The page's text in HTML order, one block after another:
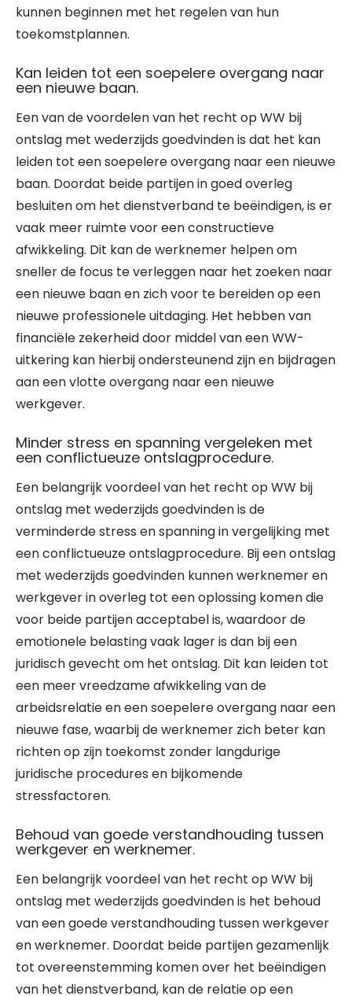
kunnen beginnen met het regelen van hun
toekomstplannen.
Kan leiden tot een soepelere overgang naar
een nieuwe baan.
Een van de voordelen van het recht op WW bij
ontslag met wederzijds goedvinden is dat het kan
leiden tot een soepelere overgang naar een nieuwe
baan. Doordat beide partijen in goed overleg
besluiten om het dienstverband te beëindigen, is er
vaak meer ruimte voor een constructieve
afwikkeling. Dit kan de werknemer helpen om
sneller de focus te verleggen naar het zoeken naar
een nieuwe baan en zich voor te bereiden op een
nieuwe professionele uitdaging. Het hebben van
financiële zekerheid door middel van een WW-
uitkering kan hierbij ondersteunend zijn en bijdragen
aan een vlotte overgang naar een nieuwe
werkgever.
Minder stress en spanning vergeleken met
een conflictueuze ontslagprocedure.
Een belangrijk voordeel van het recht op WW bij
ontslag met wederzijds goedvinden is de
verminderde stress en spanning in vergelijking met
een conflictueuze ontslagprocedure. Bij een ontslag
met wederzijds goedvinden kunnen werknemer en
werkgever in overleg tot een oplossing komen die
voor beide partijen acceptabel is, waardoor de
emotionele belasting vaak lager is dan bij een
juridisch gevecht om het ontslag. Dit kan leiden tot
een meer vreedzame afwikkeling van de
arbeidsrelatie en een soepelere overgang naar een
nieuwe fase, waarbij de werknemer zich beter kan
richten op zijn toekomst zonder langdurige
juridische procedures en bijkomende
stressfactoren.
Behoud van goede verstandhouding tussen
werkgever en werknemer.
Een belangrijk voordeel van het recht op WW bij
ontslag met wederzijds goedvinden is het behoud
van een goede verstandhouding tussen werkgever
en werknemer. Doordat beide partijen gezamenlijk
tot overeenstemming komen over het beëindigen
van het dienstverband, kan de relatie op een